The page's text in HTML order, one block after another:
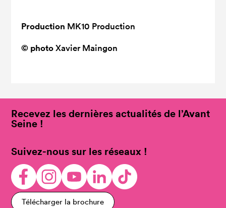
Production MK10 Production
© photoXavier Maingon
Recevez les dernières actualités de l’Avant
Seine !
Suivez-nous sur les réseaux !
Télécharger la brochure